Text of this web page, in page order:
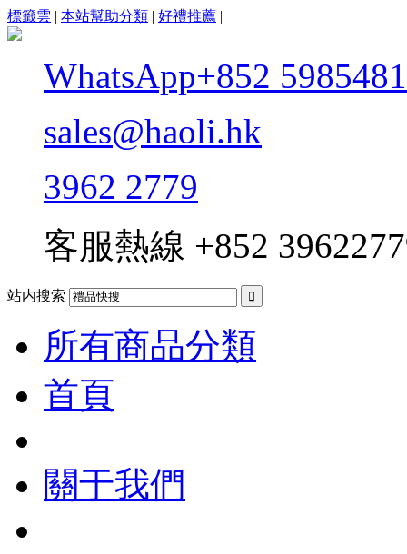
標籤雲 | 本站幫助分類 | 好禮推薦 |
WhatsApp+852
sales@haoli.hk
3962 2779
客服熱線 +852
站内搜索 
所有商品分類
首頁
關于我們